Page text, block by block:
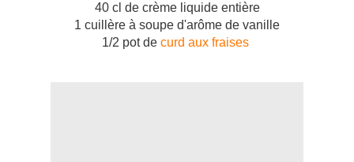
40 cl de crème liquide entière
1 cuillère à soupe d'arôme de vanille
1/2 pot de curd aux fraises